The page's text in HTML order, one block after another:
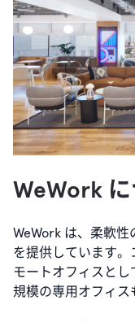
WeWork
WeWork は、柔軟
を提供しています。
モートオフィスとし
規模の専用オフィス